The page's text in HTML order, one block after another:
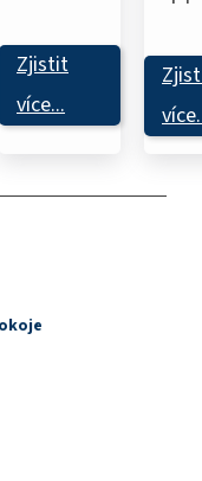
Zjistit
více...